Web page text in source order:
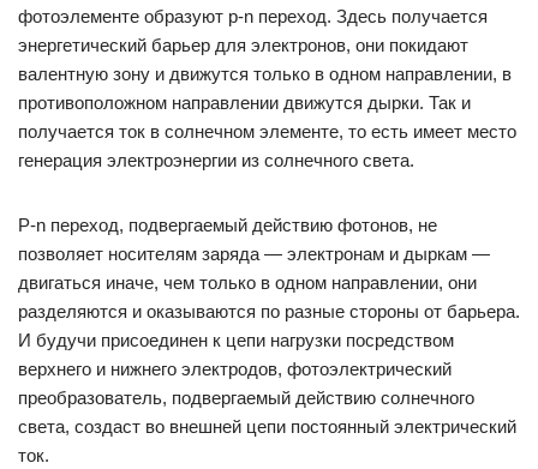
фотоэлементе образуют p-n переход. Здесь получается
энергетический барьер для электронов, они покидают
валентную зону и движутся только в одном направлении, в
противоположном направлении движутся дырки. Так и
получается ток в солнечном элементе, то есть имеет место
генерация электроэнергии из солнечного света.
P-n переход, подвергаемый действию фотонов, не
позволяет носителям заряда — электронам и дыркам —
двигаться иначе, чем только в одном направлении, они
разделяются и оказываются по разные стороны от барьера.
И будучи присоединен к цепи нагрузки посредством
верхнего и нижнего электродов, фотоэлектрический
преобразователь, подвергаемый действию солнечного
света, создаст во внешней цепи постоянный электрический
ток.